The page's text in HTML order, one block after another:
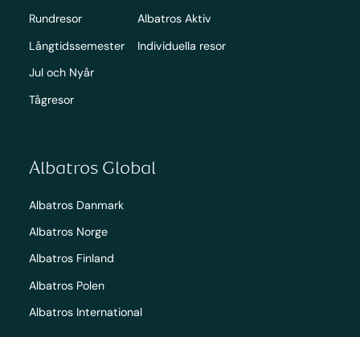
Rundresor
Långtidssemester
Jul och Nyår
Tågresor
Albatros Aktiv
Individuella resor
Albatros Global
Albatros Danmark
Albatros Norge
Albatros Finland
Albatros Polen
Albatros International